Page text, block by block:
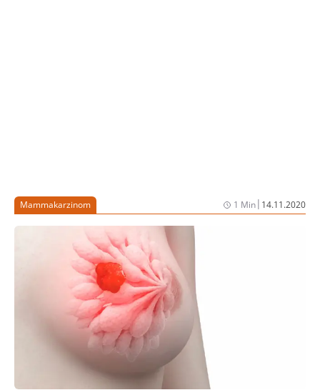
und einer stärkeren Verlagerung der Produktion nach
Mammakarzinom 1 Min| 14.11.2020